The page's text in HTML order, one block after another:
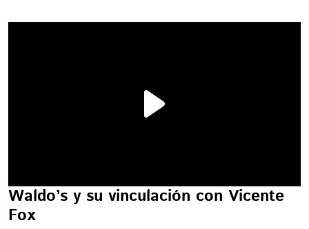
Waldo’s y su vinculación con Vicente
Fox